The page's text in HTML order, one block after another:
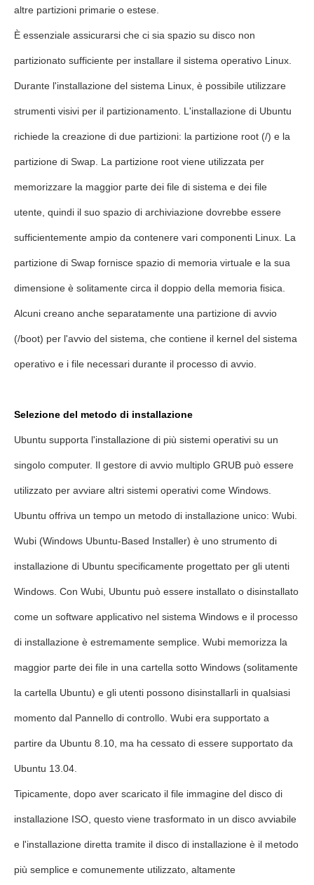
altre partizioni primarie o estese.
È essenziale assicurarsi che ci sia spazio su disco non
partizionato sufficiente per installare il sistema operativo Linux.
Durante l'installazione del sistema Linux, è possibile utilizzare
strumenti visivi per il partizionamento. L'installazione di Ubuntu
richiede la creazione di due partizioni: la partizione root (/) e la
partizione di Swap. La partizione root viene utilizzata per
memorizzare la maggior parte dei file di sistema e dei file
utente, quindi il suo spazio di archiviazione dovrebbe essere
sufficientemente ampio da contenere vari componenti Linux. La
partizione di Swap fornisce spazio di memoria virtuale e la sua
dimensione è solitamente circa il doppio della memoria fisica.
Alcuni creano anche separatamente una partizione di avvio
(/boot) per l'avvio del sistema, che contiene il kernel del sistema
operativo e i file necessari durante il processo di avvio.
Selezione del metodo di installazione
Ubuntu supporta l'installazione di più sistemi operativi su un
singolo computer. Il gestore di avvio multiplo GRUB può essere
utilizzato per avviare altri sistemi operativi come Windows.
Ubuntu offriva un tempo un metodo di installazione unico: Wubi.
Wubi (Windows Ubuntu-Based Installer) è uno strumento di
installazione di Ubuntu specificamente progettato per gli utenti
Windows. Con Wubi, Ubuntu può essere installato o disinstallato
come un software applicativo nel sistema Windows e il processo
di installazione è estremamente semplice. Wubi memorizza la
maggior parte dei file in una cartella sotto Windows (solitamente
la cartella Ubuntu) e gli utenti possono disinstallarli in qualsiasi
momento dal Pannello di controllo. Wubi era supportato a
partire da Ubuntu 8.10, ma ha cessato di essere supportato da
Ubuntu 13.04.
Tipicamente, dopo aver scaricato il file immagine del disco di
installazione ISO, questo viene trasformato in un disco avviabile
e l'installazione diretta tramite il disco di installazione è il metodo
più semplice e comunemente utilizzato, altamente